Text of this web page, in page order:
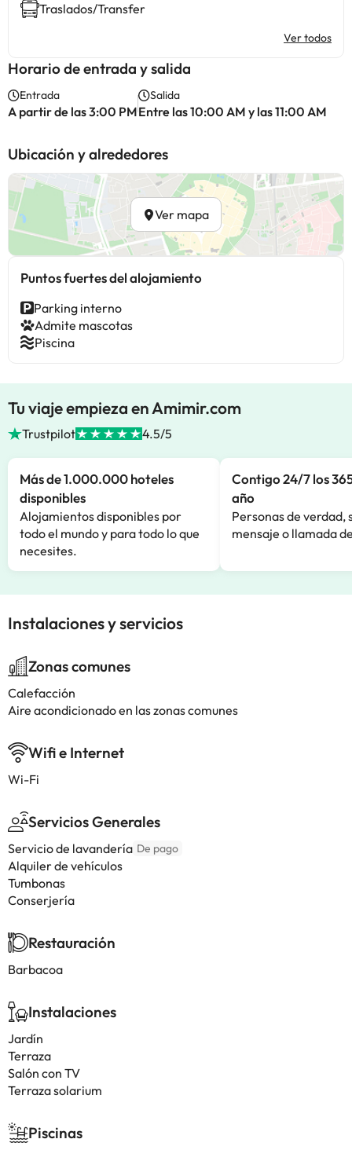
Traslados/Transfer
Ver todos
Horario de entrada y salida
Entrada
A partir de las 3:00 PM
Salida
Entre las 10:00 AM y las 11:00 AM
Ubicación y alrededores
Ver mapa
Puntos fuertes del alojamiento
Parking interno
Admite mascotas
Piscina
Tu viaje empieza en Amimir.com
Trustpilot 4.5/5
Más de 1.000.000 hoteles
disponibles
Alojamientos disponibles por
todo el mundo y para todo lo que
necesites.
Contigo 24/7 los
año
Personas de verdad,
mensaje o llamada
Instalaciones y servicios
Zonas comunes
Calefacción
Aire acondicionado en las zonas comunes
Wifi e Internet
Wi-Fi
Servicios Generales
Servicio de lavandería De pago
Alquiler de vehículos
Tumbonas
Conserjería
Restauración
Barbacoa
Instalaciones
Jardín
Terraza
Salón con TV
Terraza solarium
Piscinas